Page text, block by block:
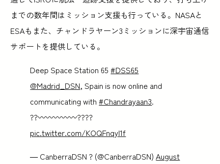
までの数年間はミッション支援も行っている。NASAと
ESAもまた、チャンドラヤーン3ミッションに深宇宙通信
サポートを提供している。
Deep Space Station 65#DSS65
@Madrid_DSN, Spain is now online and
communicating with#Chandrayaan3.
??〰️〰️〰️〰️〰️?️???
pic.twitter.com/KOQFnqyI1f
— CanberraDSN ? (@CanberraDSN)August